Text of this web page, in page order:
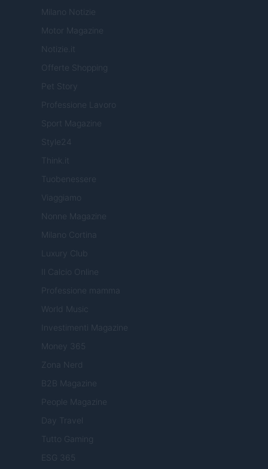
Milano Notizie
Motor Magazine
Notizie.it
Offerte Shopping
Pet Story
Professione Lavoro
Sport Magazine
Style24
Think.it
Tuobenessere
Viaggiamo
Nonne Magazine
Milano Cortina
Luxury Club
Il Calcio Online
Professione mamma
World Music
Investimenti Magazine
Money 365
Zona Nerd
B2B Magazine
People Magazine
Day Travel
Tutto Gaming
ESG 365